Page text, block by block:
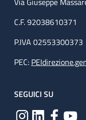
C.F. 92038610371
P.IVA 02553300373
PEC:
SEGUICI SU